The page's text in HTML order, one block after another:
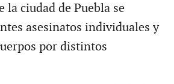
la ciudad de Puebla se
asesinatos individuales y
por distintos